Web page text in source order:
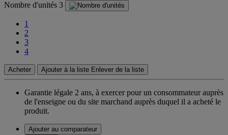
Nombre d'unités 3
1
2
3
4
Acheter Ajouter à la liste Enlever de la liste
Garantie légale 2 ans, à exercer pour un consommateur auprès
de l'enseigne ou du site marchand auprès duquel il a acheté le
produit.
Ajouter au comparateur